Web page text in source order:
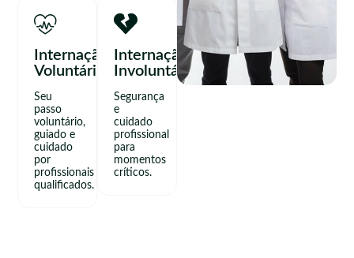
Internação
Voluntária
Seu
passo
voluntário,
guiado e
cuidado
por
profissionais
qualificados.
Internação
Involuntária
Segurança
e
cuidado
profissional
para
momentos
críticos.